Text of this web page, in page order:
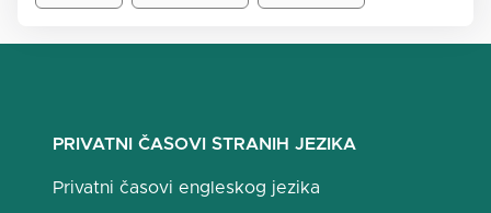
PRIVATNI ČASOVI STRANIH JEZIKA
Privatni časovi engleskog jezika